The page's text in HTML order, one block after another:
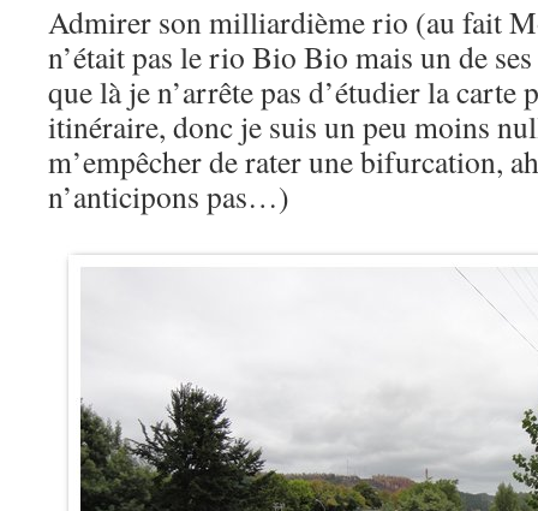
Admirer son milliardième rio (au fait
n’était pas le rio Bio Bio mais un de
que là je n’arrête pas d’étudier la
itinéraire, donc je suis un peu moins
m’empêcher de rater une bifurcation,
n’anticipons pas…)